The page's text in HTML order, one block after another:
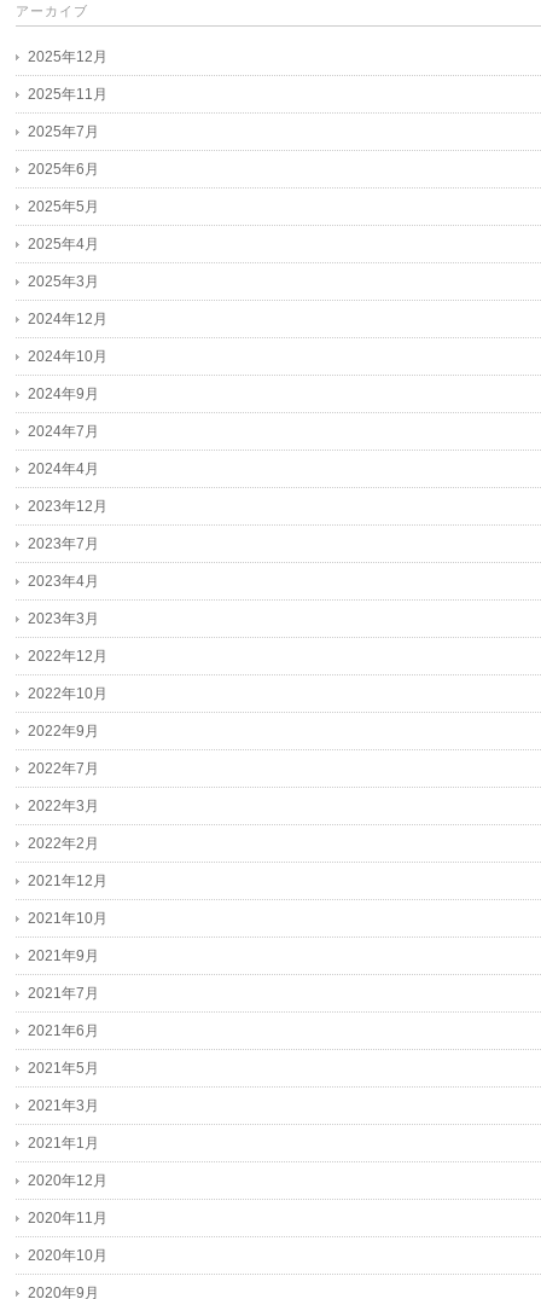
アーカイブ
2025年12月
2025年11月
2025年7月
2025年6月
2025年5月
2025年4月
2025年3月
2024年12月
2024年10月
2024年9月
2024年7月
2024年4月
2023年12月
2023年7月
2023年4月
2023年3月
2022年12月
2022年10月
2022年9月
2022年7月
2022年3月
2022年2月
2021年12月
2021年10月
2021年9月
2021年7月
2021年6月
2021年5月
2021年3月
2021年1月
2020年12月
2020年11月
2020年10月
2020年9月